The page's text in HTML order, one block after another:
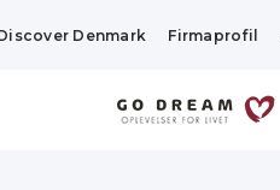
Denmark Firmaprofil